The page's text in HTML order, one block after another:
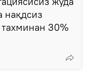
нақдсиз
30%